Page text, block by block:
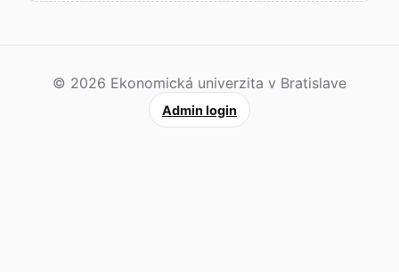
© 2026 Ekonomická univerzita v Bratislave
Admin login